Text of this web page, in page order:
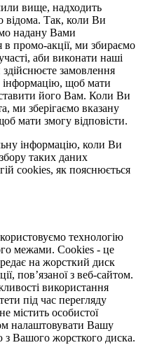
вище, надходить
відома. Так, коли Ви
надану Вами
промо-акції, ми збираємо
аби виконати наші
замовлення
інформацію, щоб мати
його Вам. Коли Ви
ми зберігаємо вказану
мати змогу відповісти.
інформацію, коли Ви
таких даних
cookies, як пояснюється
технологію
межами. Cookies - це
на жорсткий диск
пов’язаної з веб-сайтом.
використання
під час перегляду
містить особистої
налаштовувати Вашу
з Вашого жорсткого диска.